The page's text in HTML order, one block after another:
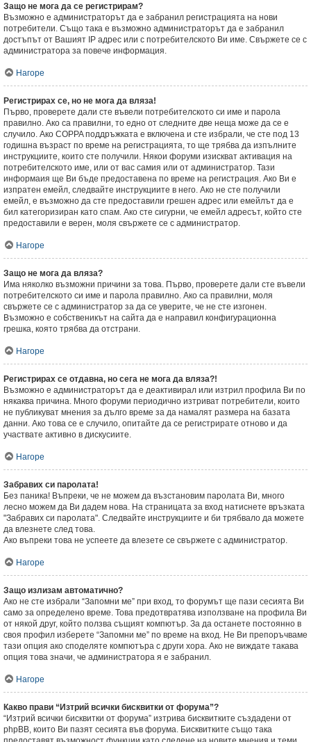
Защо не мога да се регистрирам?
Възможно е администраторът да е забранил регистрацията на нови
потребители. Също така е възможно администраторът да е забранил
достъпът от Вашият IP адрес или с потребителското Ви име. Свържете се с
администратора за повече информация.
Нагоре
Регистрирах се, но не мога да вляза!
Първо, проверете дали сте въвели потребителското си име и парола
правилно. Ако са правилни, то едно от следните две неща може да се е
случило. Ако COPPA поддръжката е включена и сте избрали, че сте под 13
годишна възраст по време на регистрацията, то ще трябва да изпълните
инструкциите, които сте получили. Някои форуми изискват активация на
потребителското име, или от вас самия или от администратор. Тази
информаия ще Ви бъде предоставена по време на регистрация. Ако Ви е
изпратен емейл, следвайте инструкциите в него. Ако не сте получили
емейл, е възможно да сте предоставили грешен адрес или емейлът да е
бил категоризиран като спам. Ако сте сигурни, че емейл адресът, който сте
предоставили е верен, моля свържете се с администратор.
Нагоре
Защо не мога да вляза?
Има няколко възможни причини за това. Първо, проверете дали сте въвели
потребителското си име и парола правилно. Ако са правилни, моля
свържете се с администратор за да се уверите, че не сте изгонен.
Възможно е собственикът на сайта да е направил конфигурационна
грешка, която трябва да отстрани.
Нагоре
Регистрирах се отдавна, но сега не мога да вляза?!
Възможно е администраторът да е деактивирал или изтрил профила Ви по
някаква причина. Много форуми периодично изтриват потребители, които
не публикуват мнения за дълго време за да намалят размера на базата
данни. Ако това се е случило, опитайте да се регистрирате отново и да
участвате активно в дискусиите.
Нагоре
Забравих си паролата!
Без паника! Въпреки, че не можем да възстановим паролата Ви, много
лесно можем да Ви дадем нова. На страницата за вход натиснете връзката
"Забравих си паролата". Следвайте инструкциите и би трябвало да можете
да влезнете след това.
Ако въпреки това не успеете да влезете се свържете с администратор.
Нагоре
Защо излизам автоматично?
Ако не сте избрали “Запомни ме” при вход, то форумът ще пази сесията Ви
само за определено време. Това предотвратява използване на профила Ви
от някой друг, който ползва същият компютър. За да останете постоянно в
своя профил изберете “Запомни ме” по време на вход. Не Ви препоръчваме
тази опция ако споделяте компютъра с други хора. Ако не виждате такава
опция това значи, че администратора я е забранил.
Нагоре
Какво прави “Изтрий всички бисквитки от форума”?
“Изтрий всички бисквитки от форума” изтрива бисквитките създадени от
phpBB, които Ви пазят сесията във форума. Бисквитките също така